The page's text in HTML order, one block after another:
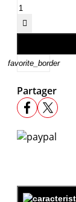

favorite_border
Partager